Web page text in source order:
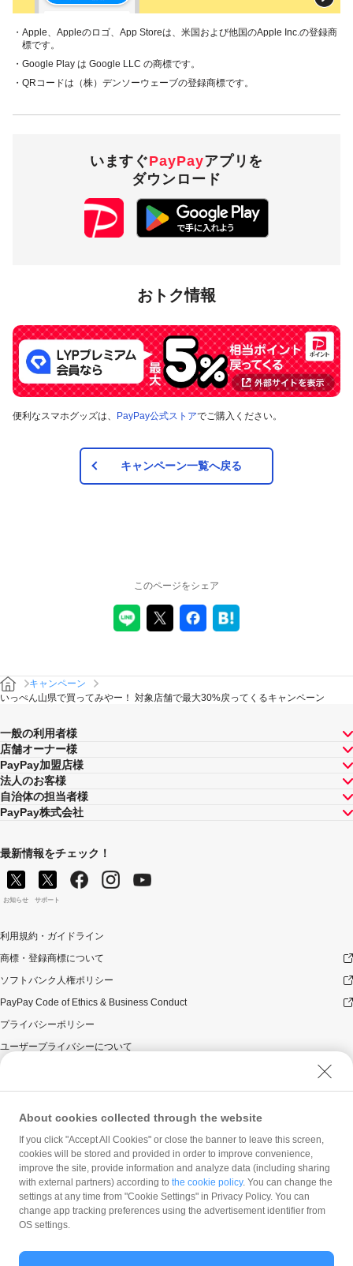
・Apple、Appleのロゴ、App Storeは、米国および他国のApple Inc.の登録商
標です。
・Google Play は Google LLC の商標です。
・QRコードは（株）デンソーウェーブの登録商標です。
いますぐPayPayアプリを
ダウンロード
おトク情報
便利なスマホグッズは、 PayPay公式ストアでご購入ください。
キャンペーン一覧へ戻る
このページをシェア
キャンペーン
いっぺん山県で買ってみやー！ 対象店舗で最大30%戻ってくるキャンペーン
一般の利用者様
店舗オーナー様
PayPay加盟店様
法人のお客様
自治体の担当者様
PayPay株式会社
最新情報をチェック！
お知らせ サポート
利用規約・ガイドライン
商標・登録商標について
ソフトバンク人権ポリシー
PayPay Code of Ethics & Business Conduct
プライバシーポリシー
ユーザープライバシーについて
ウェブサイト利用規約
反社会的勢力に対する方針
勧誘方針
マネロン等基本方針
カスタマーハラスメントに関する当社の考え方
About cookies collected through the website
If you click "Accept All Cookies" or close the banner to leave this screen,
cookies will be stored and provided in order to improve convenience,
improve the site, provide information and analyze data (including sharing
with external partners) according to the cookie policy. You can change the
settings at any time from "Cookie Settings" in Privacy Policy. You can
change app tracking preferences using the advertisement identifier from
OS settings.